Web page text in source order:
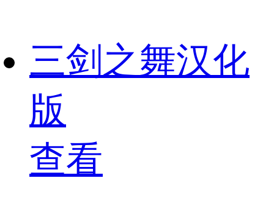
三剑之舞汉化
版
查看